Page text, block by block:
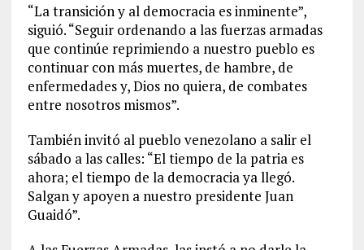
“La transición y al democracia es inminente”,
siguió. “Seguir ordenando a las fuerzas armadas
que continúe reprimiendo a nuestro pueblo es
continuar con más muertes, de hambre, de
enfermedades y, Dios no quiera, de combates
entre nosotros mismos”.
También invitó al pueblo venezolano a salir el
sábado a las calles: “El tiempo de la patria es
ahora; el tiempo de la democracia ya llegó.
Salgan y apoyen a nuestro presidente Juan
Guaidó”.